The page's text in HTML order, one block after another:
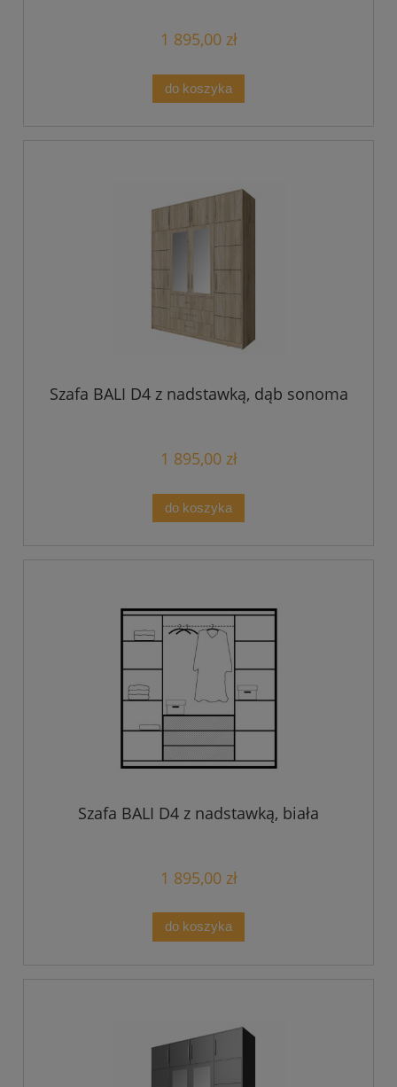
1 895,00 zł
do koszyka
Szafa BALI D4 z nadstawką, dąb sonoma
1 895,00 zł
do koszyka
Szafa BALI D4 z nadstawką, biała
1 895,00 zł
do koszyka